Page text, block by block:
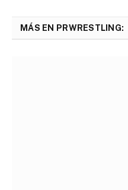
MÁS EN PRWRESTLING: